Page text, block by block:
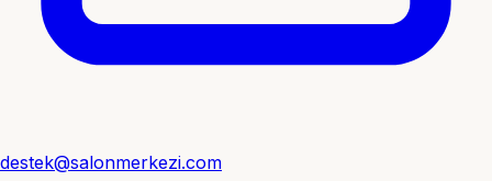
destek@salonmerkezi.com